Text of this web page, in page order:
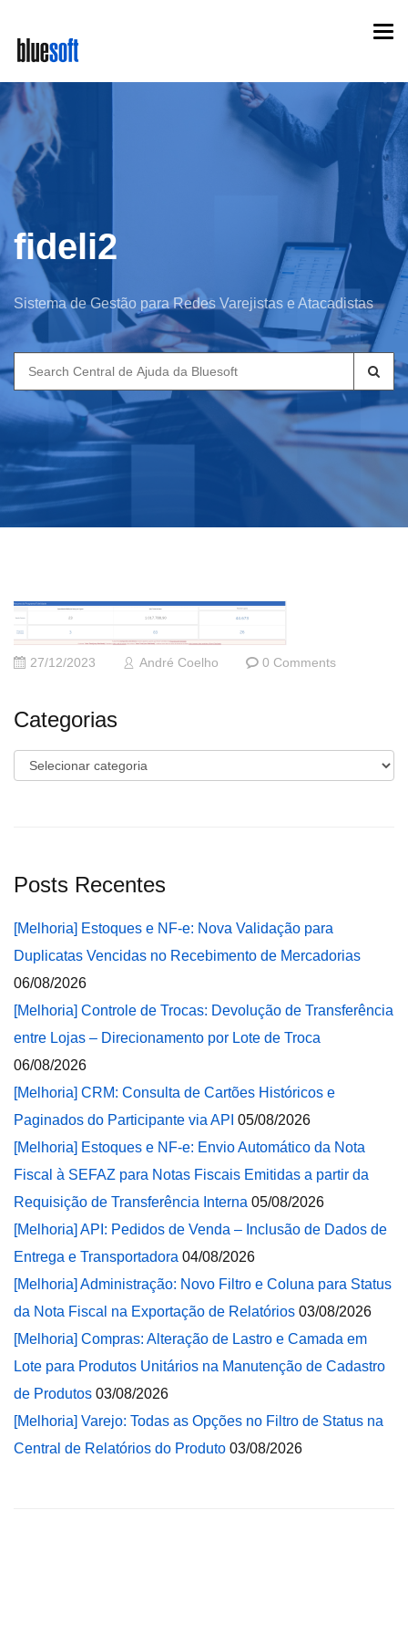
main
content
fideli2
Sistema de Gestão para Redes Varejistas e Atacadistas
Search
for:
27/12/2023 André Coelho 0 Comments
Categorias
Categorias
Posts Recentes
[Melhoria] Estoques e NF-e: Nova Validação para
Duplicatas Vencidas no Recebimento de Mercadorias
06/08/2026
[Melhoria] Controle de Trocas: Devolução de Transferência
entre Lojas – Direcionamento por Lote de Troca
06/08/2026
[Melhoria] CRM: Consulta de Cartões Históricos e
Paginados do Participante via API 05/08/2026
[Melhoria] Estoques e NF-e: Envio Automático da Nota
Fiscal à SEFAZ para Notas Fiscais Emitidas a partir da
Requisição de Transferência Interna 05/08/2026
[Melhoria] API: Pedidos de Venda – Inclusão de Dados de
Entrega e Transportadora 04/08/2026
[Melhoria] Administração: Novo Filtro e Coluna para Status
da Nota Fiscal na Exportação de Relatórios 03/08/2026
[Melhoria] Compras: Alteração de Lastro e Camada em
Lote para Produtos Unitários na Manutenção de Cadastro
de Produtos 03/08/2026
[Melhoria] Varejo: Todas as Opções no Filtro de Status na
Central de Relatórios do Produto 03/08/2026